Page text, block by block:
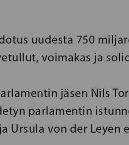
uudesta 750
voimakas ja
jäsen Nils
parlamentin
Ursula von der Leyen